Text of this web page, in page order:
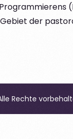
der
Rechte